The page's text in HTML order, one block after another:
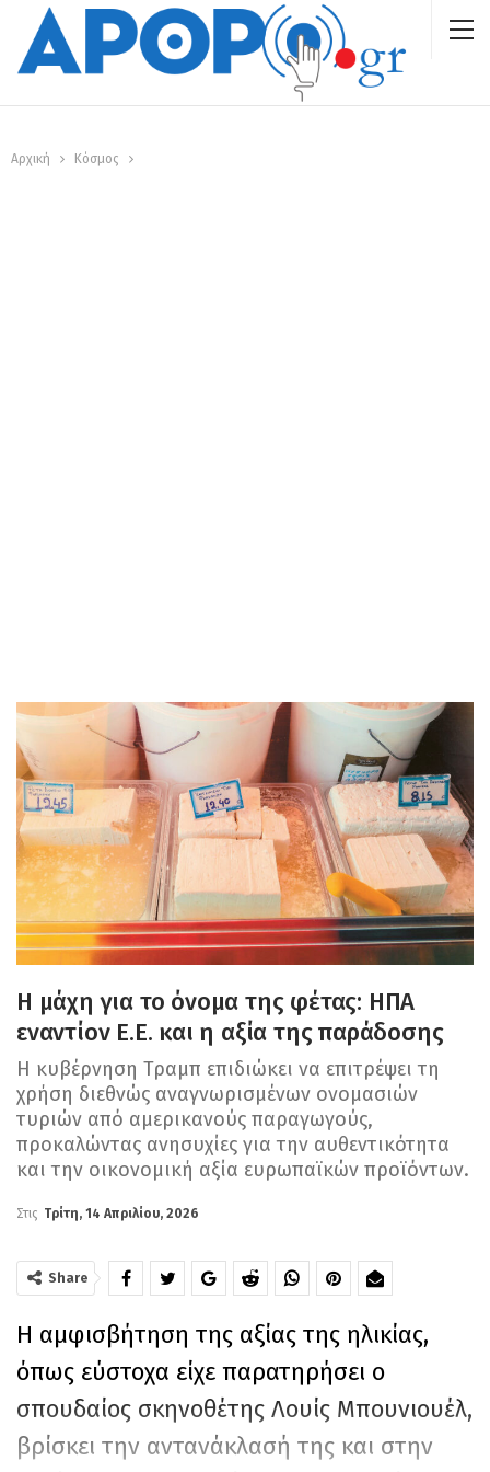
Αρχική Κόσμος
Η μάχη για το όνομα της φέτας: ΗΠΑ
εναντίον Ε.Ε. και η αξία της παράδοσης
Η κυβέρνηση Τραμπ επιδιώκει να επιτρέψει τη
χρήση διεθνώς αναγνωρισμένων ονομασιών
τυριών από αμερικανούς παραγωγούς,
προκαλώντας ανησυχίες για την αυθεντικότητα
και την οικονομική αξία ευρωπαϊκών προϊόντων.
Στις Τρίτη, 14 Απριλίου, 2026
Share
Η αμφισβήτηση της αξίας της ηλικίας,
όπως εύστοχα είχε παρατηρήσει ο
σπουδαίος σκηνοθέτης Λουίς Μπουνιουέλ,
βρίσκει την αντανάκλασή της και στην